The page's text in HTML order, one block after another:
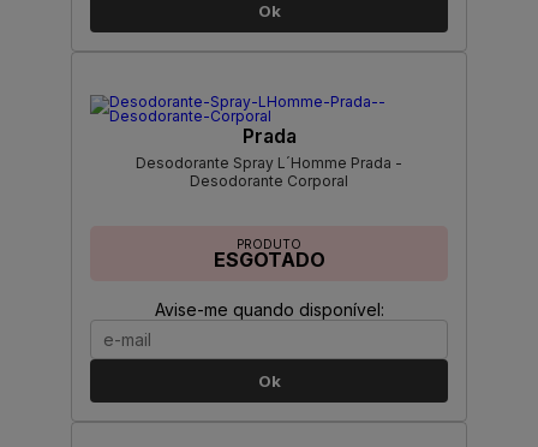
Ok
Prada
Desodorante Spray L´Homme Prada -
Desodorante Corporal
PRODUTO
ESGOTADO
Avise-me quando disponível:
Ok